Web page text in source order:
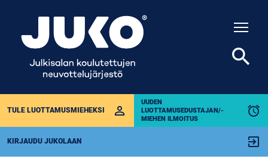
TULE LUOTTAMUSMIEHEKSI perm_identity
UUDEN
LUOTTAMUSEDUSTAJAN/-
MIEHEN ILMOITUS
alarm
KIRJAUDU JUKOLAAN exit_to_app
search